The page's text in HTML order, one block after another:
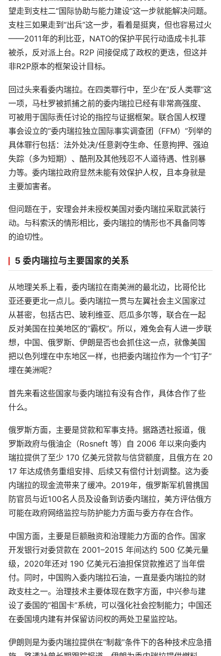
望走到支柱二“国际协助与能力建设”这一步就能解决问题。
支柱三如果走到“出兵”这一步，看着是挺爽，但也容易过火
——2011年的利比亚，NATO的保护平民行动造成卡扎菲
被杀，反对派上台。R2P 间接促成了政权的更迭，但这并
非R2P原本的框架设计目标。
回过头来看委内瑞拉。在四类罪行中，至少在“反人类罪”这
一项，马杜罗被抓捕之前的委内瑞拉已经有非常高强度、
可被用于国际责任讨论的指控与证据框架。联合国人权理
事会设立的“委内瑞拉独立国际事实调查团（FFM）”列举的
具体罪行包括：法外处决/任意剥夺生命、任意拘押、强迫
失踪（多为短期）、酷刑及其他残忍不人道待遇、性别暴
力等。委内瑞拉政府显然未能有效保护人权，且本身就是
主要加害者。
但问题在于，安理会并未授权美国对委内瑞拉采取武装行
动。与科索沃的情形相比，委内瑞拉的情形也不具备同等
的迫切性。
5 委内瑞拉与主要国家的关系
从地理关系上看，委内瑞拉在南美洲的最北边，比哥伦比
亚还要更北一点儿。委内瑞拉一贯与左翼社会主义国家过
从甚密，包括古巴、玻利维亚、厄瓜多尔等，联合在一起
反对美国在拉美地区的“霸权”。所以，难免会有人进一步联
想，中国、俄罗斯、伊朗是否也会抓住这一点，就像美国
把以色列埋在中东地区一样，也把委内瑞拉作为一个“钉子”
埋在美洲呢？
首先来看这些国家与委内瑞拉有没有合作，具体合作了些
什么。
俄罗斯方面，主要是贷款和军事支持。据路透社报道，俄
罗斯政府与俄油企（Rosneft 等）自 2006 年以来向委内
瑞拉提供了至少 170 亿美元贷款与信贷额度，且俄方在 20
17 年达成债务重组安排、后续又有偿付计划调整。这为委
内瑞拉的现金流带来了缓冲。2019年，俄罗斯军机曾携国
防官员与近100名人员及设备到访委内瑞拉，美方评估俄方
可能在政府网络监控与防护能力方面与委方存在合作。
中国方面，主要是巨额融资和治理能力方面的合作。国家
开发银行对委贷款在 2001–2015 年间达约 500 亿美元量
级，2020年还对 190 亿美元石油担保贷款推迟了当年偿
付。同时，中国购入委内瑞拉石油，一直是委内瑞拉的财
政支柱之一。治理技术主要体现在数字方面，中兴参与建
设了委国的“祖国卡”系统，可以强化社会控制能力；中国还
在委国境内建有并保留访问权的两处卫星监控站。
伊朗则是为委内瑞拉提供在“制裁”条件下的各种技术应急措